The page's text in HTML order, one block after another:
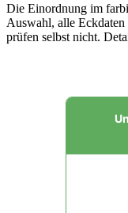
Die Einordnung im
Auswahl, alle Eckdaten
prüfen selbst nicht.